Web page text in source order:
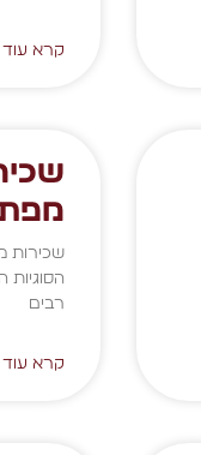
קרא
שכירות
הסוגיות
רבים
קרא